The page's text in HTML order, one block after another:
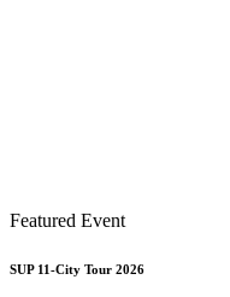
Featured Event
SUP 11-City Tour 2026